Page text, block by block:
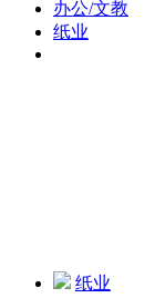
办公/文教
纸业
纸业